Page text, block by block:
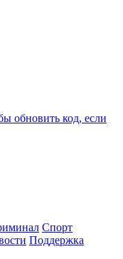
Спорт
Поддержка